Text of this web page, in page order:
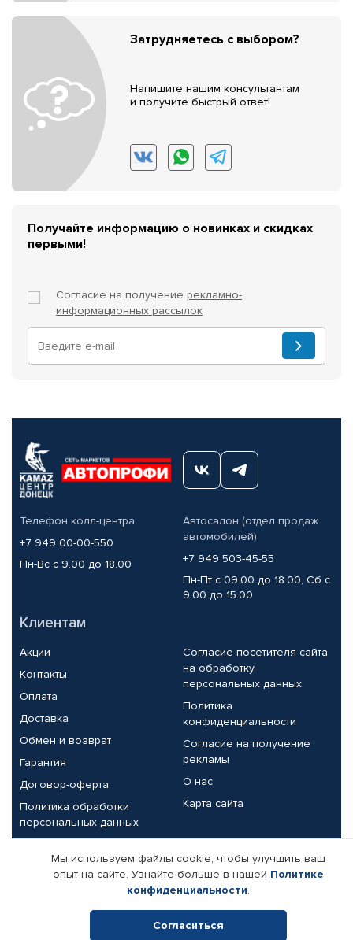
Затрудняетесь с выбором?
Напишите нашим консультантам
и получите быстрый ответ!
Получайте информацию о новинках и скидках
первыми!
Согласие на получение рекламно-
информационных рассылок
Телефон колл-центра
+7 949 00-00-550
Пн-Вс с 9.00 до 18.00
Автосалон (отдел продаж
автомобилей)
+7 949 503-45-55
Пн-Пт с 09.00 до 18.00, Сб с
9.00 до 15.00
Клиентам
Акции
Контакты
Оплата
Доставка
Обмен и возврат
Гарантия
Договор-оферта
Политика обработки
персональных данных
Согласие посетителя сайта
на обработку
персональных данных
Политика
конфиденциальности
Согласие на получение
рекламы
О нас
Карта сайта
Партнерам
Корпоративным клиентам
Поставщикам
Реквизиты компании
Мы используем файлы cookie, чтобы улучшить ваш
опыт на сайте. Узнайте больше в нашей Политике
конфиденциальности.
Согласиться